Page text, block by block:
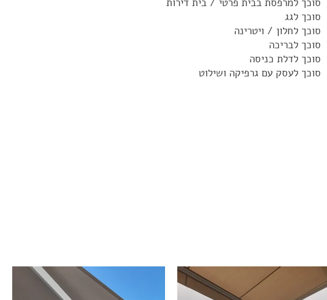
סוכך לגג
סוכך לחלון / ויטרינה
סוכך לבריכה
סוכך לדלת כניסה
סוכך לעסק עם גרפיקה ושילוט